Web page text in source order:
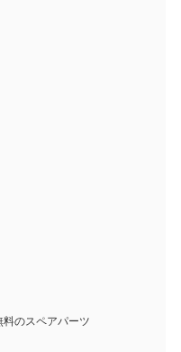
のスペアパーツ